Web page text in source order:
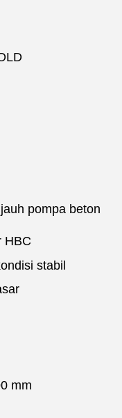
pompa beton
HBC
stabil
mm